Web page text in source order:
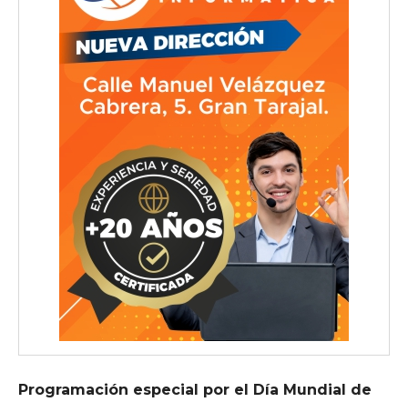
Programación especial por el Día Mundial de